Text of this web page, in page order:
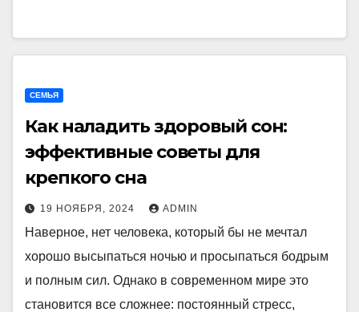
СЕМЬЯ
Как наладить здоровый сон:
эффективные советы для
крепкого сна
19 НОЯБРЯ, 2024 ADMIN
Наверное, нет человека, который бы не мечтал
хорошо высыпаться ночью и просыпаться бодрым
и полным сил. Однако в современном мире это
становится все сложнее: постоянный стресс,